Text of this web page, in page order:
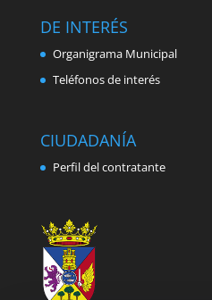
DE INTERÉS
Organigrama Municipal
Teléfonos de interés
CIUDADANÍA
Perfil del contratante